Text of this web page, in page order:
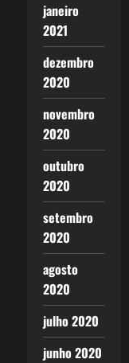
janeiro
2021
dezembro
2020
novembro
2020
outubro
2020
setembro
2020
agosto
2020
julho 2020
junho 2020